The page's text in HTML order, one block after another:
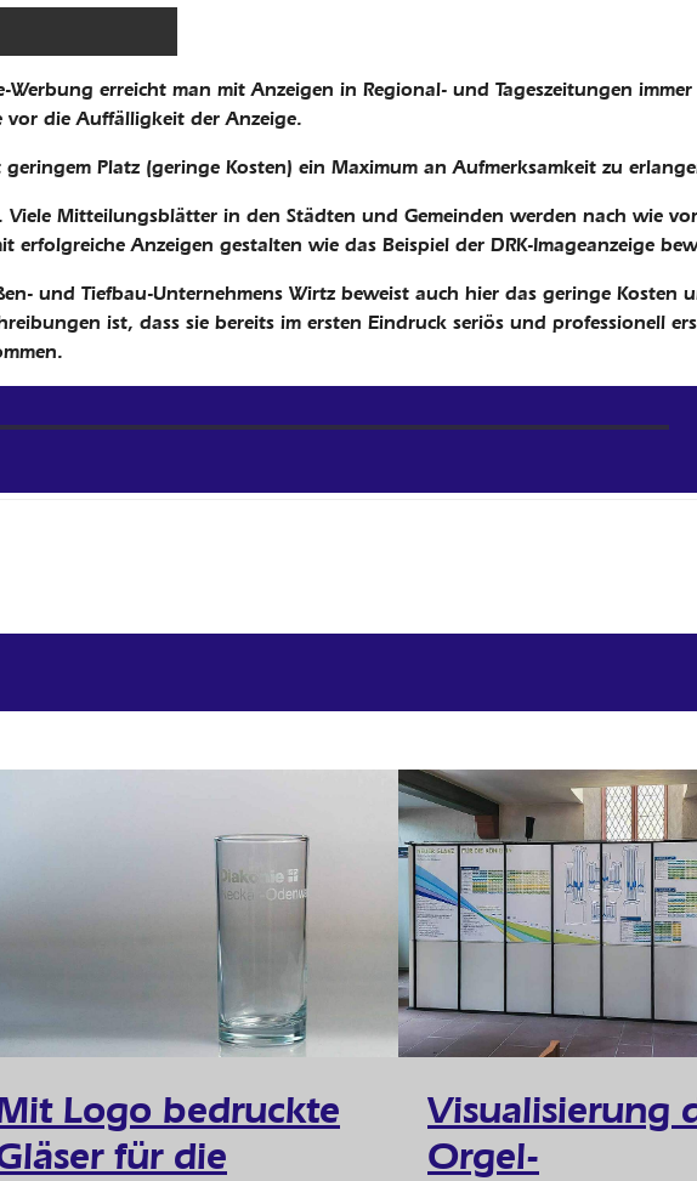
erreicht man mit Anzeigen in Regional- und Tageszeitungen
vor die Auffälligkeit der Anzeige.
Platz (geringe Kosten) ein Maximum an Aufmerksamkeit zu
Mitteilungsblätter in den Städten und Gemeinden werden nach wie
Anzeigen gestalten wie das Beispiel der DRK-Imageanzeige
und Tiefbau-Unternehmens Wirtz beweist auch hier das geringe Kosten
ist, dass sie bereits im ersten Eindruck seriös und professionell
sein: Diese Imageanzeige wurde für eine einfarbige Widergabe in einem
Logo bedruckte
für die
Visualisierung
Orgel-